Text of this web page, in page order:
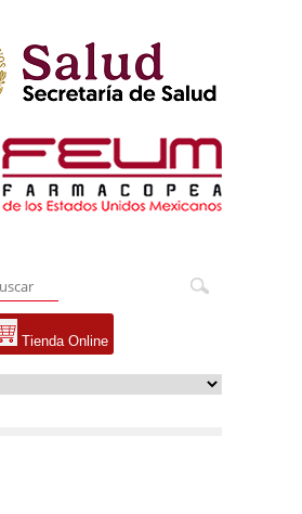
Tienda Online